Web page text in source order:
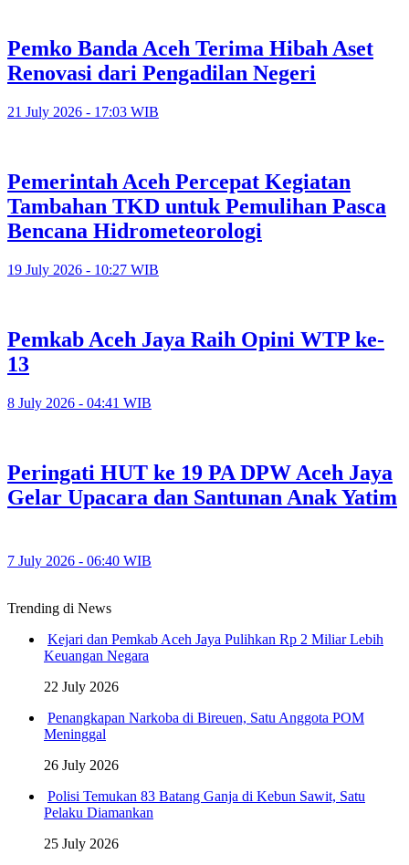
Pemko Banda Aceh Terima Hibah Aset
Renovasi dari Pengadilan Negeri
21 July 2026 - 17:03 WIB
Pemerintah Aceh Percepat Kegiatan
Tambahan TKD untuk Pemulihan Pasca
Bencana Hidrometeorologi
19 July 2026 - 10:27 WIB
Pemkab Aceh Jaya Raih Opini WTP ke-
13
8 July 2026 - 04:41 WIB
Peringati HUT ke 19 PA DPW Aceh Jaya
Gelar Upacara dan Santunan Anak Yatim
7 July 2026 - 06:40 WIB
Trending di News
Kejari dan Pemkab Aceh Jaya Pulihkan Rp 2 Miliar Lebih
Keuangan Negara
22 July 2026
Penangkapan Narkoba di Bireuen, Satu Anggota POM
Meninggal
26 July 2026
Polisi Temukan 83 Batang Ganja di Kebun Sawit, Satu
Pelaku Diamankan
25 July 2026